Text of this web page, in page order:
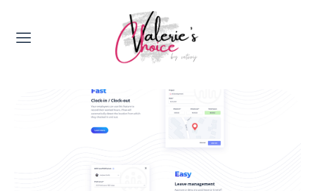
Valerie's Topics
Travel & Culture
Food & Drinks
Happyness & Opmerkelijk
Gadgets & Tech